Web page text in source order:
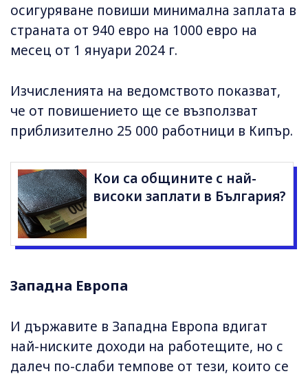
осигуряване повиши минимална заплата в
страната от 940 евро на 1000 евро на
месец от 1 януари 2024 г.
Изчисленията на ведомството показват,
че от повишението ще се възползват
приблизително 25 000 работници в Кипър.
Кои са общините с най-
високи заплати в България?
Западна Европа
И държавите в Западна Европа вдигат
най-ниските доходи на работещите, но с
далеч по-слаби темпове от тези, които се